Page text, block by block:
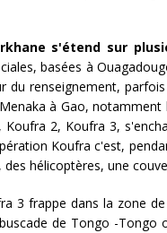
s'étend sur
basées à
du renseignement,
à Gao,
Koufra 2, Koufra 3,
Koufra c'est,
hélicoptères, une
3 frappe dans la zone
de Tongo -Tongo